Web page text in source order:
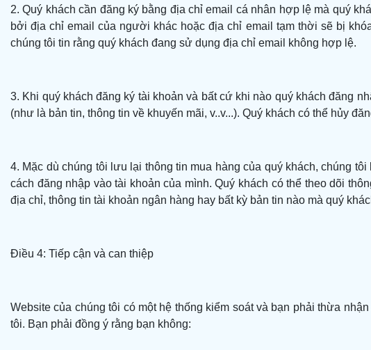
2. Quý khách cần đăng ký bằng địa chỉ email cá nhân hợp lệ mà quý
bởi địa chỉ email của người khác hoặc địa chỉ email tạm thời sẽ bị
chúng tôi tin rằng quý khách đang sử dụng địa chỉ email không hợp lệ.
3. Khi quý khách đăng ký tài khoản và bất cứ khi nào quý khách đăng
(như là bản tin, thông tin về khuyến mãi, v..v...). Quý khách có thể hủy
4. Mặc dù chúng tôi lưu lại thông tin mua hàng của quý khách, chúng
cách đăng nhập vào tài khoản của mình. Quý khách có thể theo dõi
địa chỉ, thông tin tài khoản ngân hàng hay bất kỳ bản tin nào mà quý
Điều 4: Tiếp cận và can thiệp
Website của chúng tôi có một hệ thống kiểm soát và bạn phải thừa
tôi. Bạn phải đồng ý rằng bạn không: